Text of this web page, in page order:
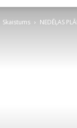
Skaistums NEDĒĻAS